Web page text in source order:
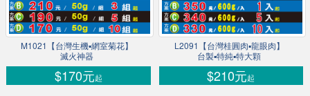
M1021【台灣生機▪網室菊花】
滅火神器
$170元起
L2091【台灣桂圓肉▪龍眼肉】
台製▪特純▪特大顆
$210元起